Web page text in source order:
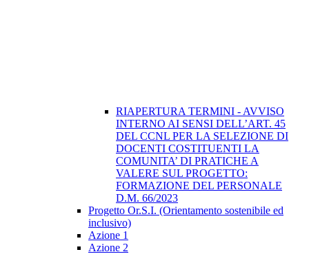
RIAPERTURA TERMINI - AVVISO
INTERNO AI SENSI DELL’ART. 45
DEL CCNL PER LA SELEZIONE DI
DOCENTI COSTITUENTI LA
COMUNITA’ DI PRATICHE A
VALERE SUL PROGETTO:
FORMAZIONE DEL PERSONALE
D.M. 66/2023
Progetto Or.S.I. (Orientamento sostenibile ed
inclusivo)
Azione 1
Azione 2